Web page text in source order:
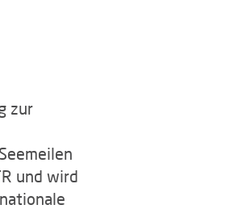
zur
und wird